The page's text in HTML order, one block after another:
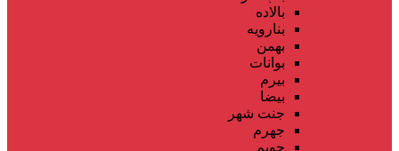
بالاده
بنارویه
بهمن
بوانات
بیرم
بیضا
جنت شهر
جهرم
جویم